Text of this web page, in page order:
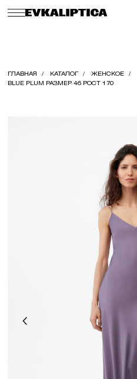
ГЛАВНАЯ КАТАЛОГ ЖЕНСКОЕ
BLUE PLUM РАЗМЕР 46 РОСТ 170